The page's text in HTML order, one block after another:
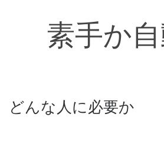
素手か
どんな人に必要か